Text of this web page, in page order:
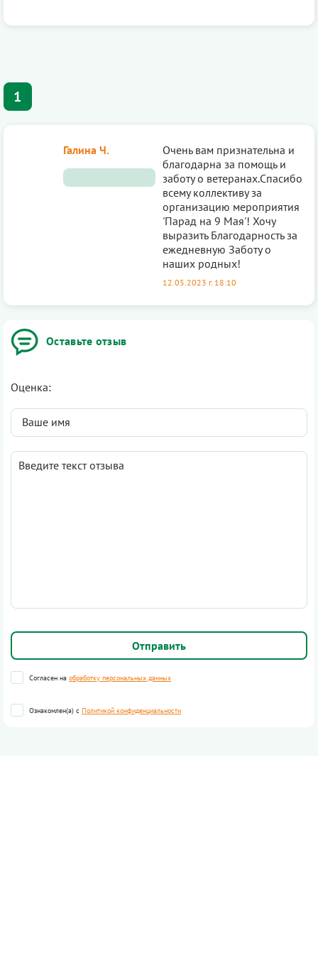
1
Оставьте отзыв
Оценка:
Согласен на обработку персональных данных
Ознакомлен(а) с Политикой конфиденциальности
Галина Ч.
Очень вам признательна и
благодарна за помощь и
заботу о ветеранах.Спасибо
всему коллективу за
организацию мероприятия
'Парад на 9 Мая'! Хочу
выразить Благодарность за
ежедневную Заботу о
наших родных!
12.05.2023 г. 18:10